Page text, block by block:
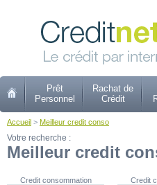
Prêt
Personnel
Rachat de
Crédit
Accueil > Meilleur credit conso
Votre recherche :
Meilleur credit
Credit consommation Credit